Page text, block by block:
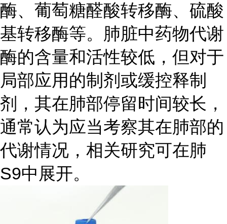
酶、葡萄糖醛酸转移酶、硫酸
基转移酶等。肺脏中药物代谢
酶的含量和活性较低，但对于
局部应用的制剂或缓控释制
剂，其在肺部停留时间较长，
通常认为应当考察其在肺部的
代谢情况，相关研究可在肺
S9中展开。